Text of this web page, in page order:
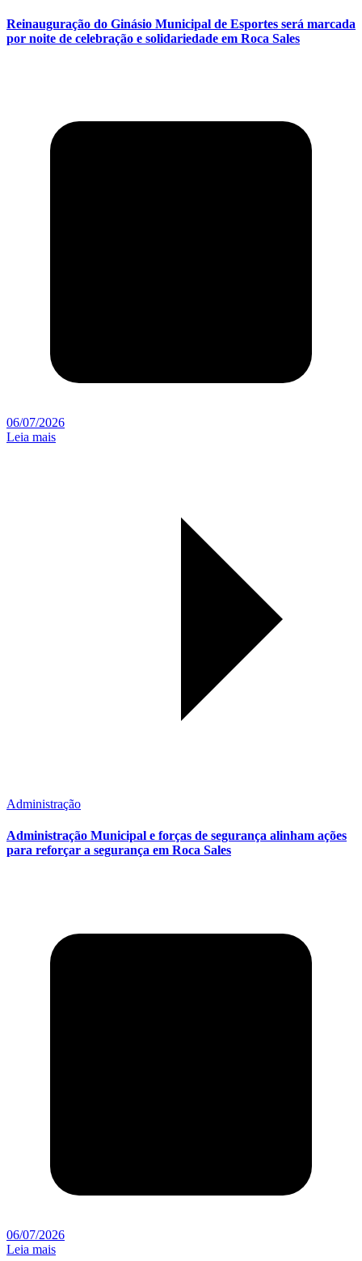
Reinauguração do Ginásio Municipal de Esportes será marcada
por noite de celebração e solidariedade em Roca Sales
06/07/2026
Leia mais
Administração
Administração Municipal e forças de segurança alinham ações
para reforçar a segurança em Roca Sales
06/07/2026
Leia mais